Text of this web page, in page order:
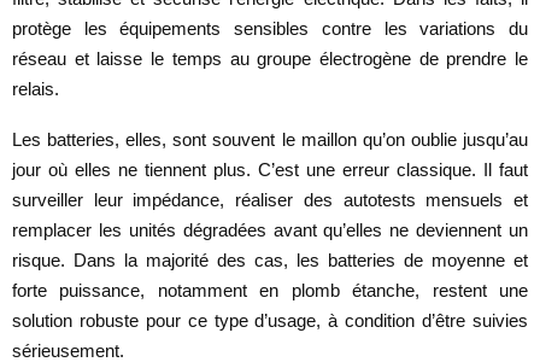
protège les équipements sensibles contre les variations du
réseau et laisse le temps au groupe électrogène de prendre le
relais.
Les batteries, elles, sont souvent le maillon qu’on oublie jusqu’au
jour où elles ne tiennent plus. C’est une erreur classique. Il faut
surveiller leur impédance, réaliser des autotests mensuels et
remplacer les unités dégradées avant qu’elles ne deviennent un
risque. Dans la majorité des cas, les batteries de moyenne et
forte puissance, notamment en plomb étanche, restent une
solution robuste pour ce type d’usage, à condition d’être suivies
sérieusement.